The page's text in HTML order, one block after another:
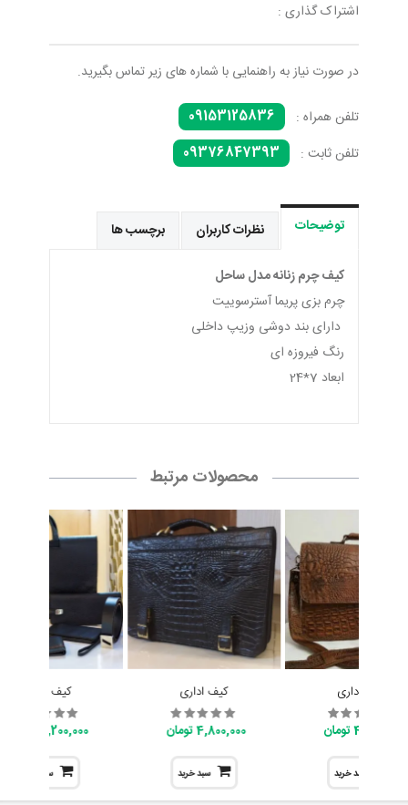
اشتراک گذاری :
در صورت نیاز به راهنمایی با شماره های زیر تماس بگیرید.
تلفن همراه :
09153125836
تلفن ثابت :
09376847393
توضیحات نظرات کاربران برچسب ها
کیف چرم زنانه مدل ساحل
چرم بزی پریما آسترسوییت
دارای بند دوشی وزیپ داخلی
رنگ فیروزه ای
ابعاد 7*24
محصولات مرتبط
کیف اداری
4,800,000 تومان
سبد خرید
کیف اداری
4,800,000 تومان
سبد خرید
کیف اداری
7,200,000 تومان
سبد خرید